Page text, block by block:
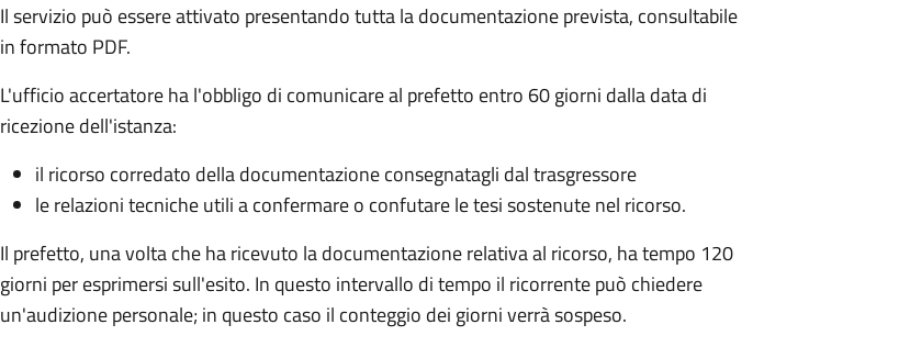
Il servizio può essere attivato presentando tutta la documentazione prevista, consultabile
in formato PDF.
L'ufficio accertatore ha l'obbligo di comunicare al prefetto entro 60 giorni dalla data di
ricezione dell'istanza:
il ricorso corredato della documentazione consegnatagli dal trasgressore
le relazioni tecniche utili a confermare o confutare le tesi sostenute nel ricorso.
Il prefetto, una volta che ha ricevuto la documentazione relativa al ricorso, ha tempo 120
giorni per esprimersi sull'esito. In questo intervallo di tempo il ricorrente può chiedere
un'audizione personale; in questo caso il conteggio dei giorni verrà sospeso.